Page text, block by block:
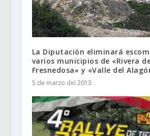
La Diputación eliminará
varios municipios de «Rivera
Fresnedosa» y «Valle del
5 de marzo del 2013